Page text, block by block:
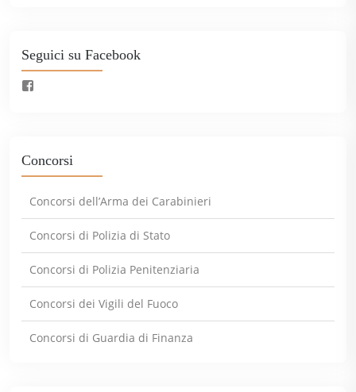
Seguici su Facebook
Concorsi
Concorsi dell’Arma dei Carabinieri
Concorsi di Polizia di Stato
Concorsi di Polizia Penitenziaria
Concorsi dei Vigili del Fuoco
Concorsi di Guardia di Finanza